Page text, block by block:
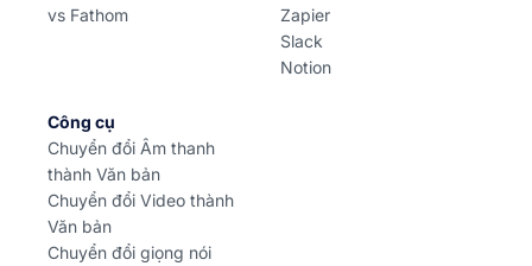
vs Fathom
Zapier
Slack
Notion
Công cụ
Chuyển đổi Âm thanh
thành Văn bản
Chuyển đổi Video thành
Văn bản
Chuyển đổi giọng nói